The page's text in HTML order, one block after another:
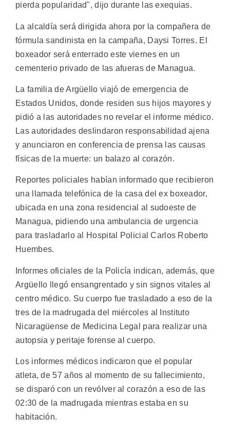
pierda popularidad", dijo durante las exequias.
La alcaldía será dirigida ahora por la compañera de
fórmula sandinista en la campaña, Daysi Torres. El
boxeador será enterrado este viernes en un
cementerio privado de las afueras de Managua.
La familia de Argüello viajó de emergencia de
Estados Unidos, donde residen sus hijos mayores y
pidió a las autoridades no revelar el informe médico.
Las autoridades deslindaron responsabilidad ajena
y anunciaron en conferencia de prensa las causas
físicas de la muerte: un balazo al corazón.
Reportes policiales habían informado que recibieron
una llamada telefónica de la casa del ex boxeador,
ubicada en una zona residencial al sudoeste de
Managua, pidiendo una ambulancia de urgencia
para trasladarlo al Hospital Policial Carlos Roberto
Huembes.
Informes oficiales de la Policía indican, además, que
Argüello llegó ensangrentado y sin signos vitales al
centro médico. Su cuerpo fue trasladado a eso de la
tres de la madrugada del miércoles al Instituto
Nicaragüense de Medicina Legal para realizar una
autopsia y peritaje forense al cuerpo.
Los informes médicos indicaron que el popular
atleta, de 57 años al momento de su fallecimiento,
se disparó con un revólver al corazón a eso de las
02:30 de la madrugada mientras estaba en su
habitación.